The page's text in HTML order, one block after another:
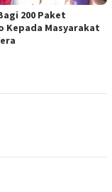
200 Paket
Kepada Masyarakat